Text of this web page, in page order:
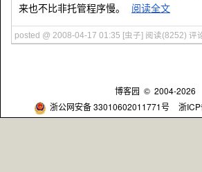
来也不比非托管程序慢。
阅读全文
posted @ 2008-04-17 01:35 [虫子] 阅读(8252) 评
博客园 © 2004-2026
浙公网安备 33010602011771号
浙